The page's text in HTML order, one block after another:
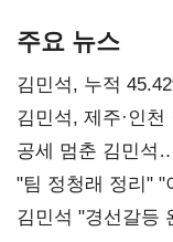
주요 뉴스
김민석, 누적
0.86%p(2보)
김민석, 제주·인
공세 멈춘 김민석
"팀 정청래 정리"
다툼 격화
김민석 "경선갈등